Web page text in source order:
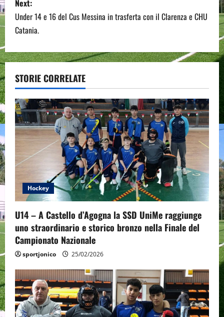
t
n
a
v
i
g
a
t
i
o
n
Next:
Under 14 e 16 del Cus Messina in trasferta con il Clarenza e CHU
Catania.
STORIE CORRELATE
Hockey
U14 – A Castello d’Agogna la SSD UniMe raggiunge
uno straordinario e storico bronzo nella Finale del
Campionato Nazionale
sportjonico 25/02/2026